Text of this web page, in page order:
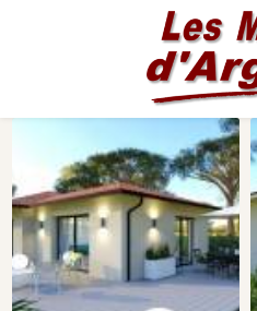
Panneau de gestion des cookies